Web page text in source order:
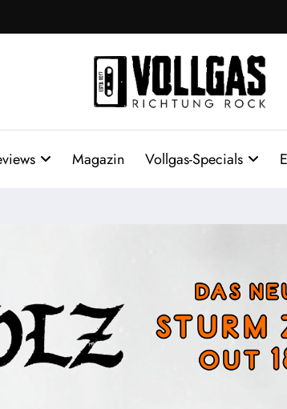
Magazin Vollgas-Specials